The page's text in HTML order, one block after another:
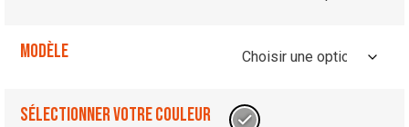
Modèle
Sélectionner votre couleur